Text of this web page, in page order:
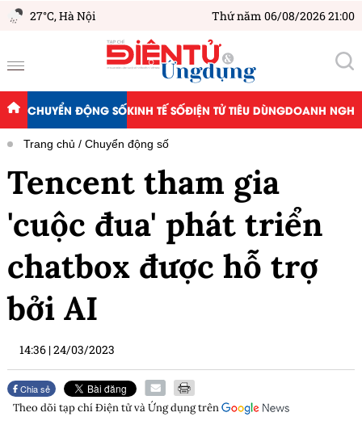
27°C,Hà Nội Thứ năm 06/08/2026 21:00
CHUYỂN ĐỘNG SỐKINH TẾ SỐĐIỆN TỬ TIÊU DÙNGDOANH
Trang chủ Chuyển động số
Tencent tham gia
'cuộc đua' phát triển
chatbox được hỗ trợ
bởi AI
14:36 |24/03/2023
Chia sẻ
Theo dõi tạp chíĐiện tử và Ứng dụngtrên